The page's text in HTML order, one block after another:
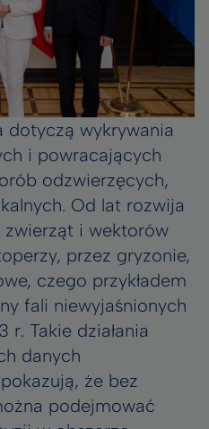
dotyczą wykrywania
i powracających
odzwierzęcych,
Od lat rozwija
i wektorów
przez gryzonie,
czego przykładem
fali niewyjaśnionych
Takie działania
danych
że bez
podejmować